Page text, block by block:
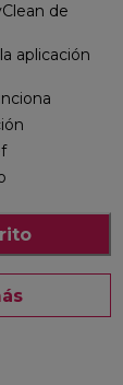
de
aplicación